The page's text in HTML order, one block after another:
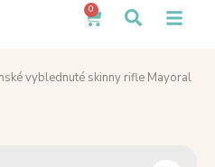
0
vyblednuté skinny rifle Mayoral